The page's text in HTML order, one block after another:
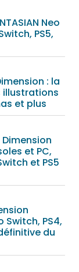
Neo
PS5,
: la
illustrations
et plus
Dimension
et PC,
et PS5
PS4,
du